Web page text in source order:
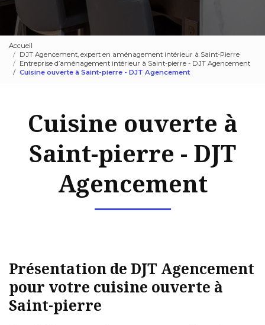
Accueil
DJT Agencement, expert en aménagement intérieur à Saint-Pierre
Entreprise d’aménagement intérieur à Saint-pierre - DJT Agencement
Cuisine ouverte à Saint-pierre - DJT Agencement
Cuisine ouverte à
Saint-pierre - DJT
Agencement
Présentation de DJT Agencement
pour votre cuisine ouverte à
Saint-pierre